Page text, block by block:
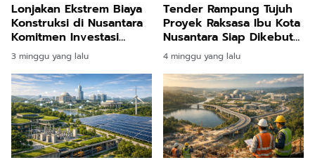
Lonjakan Ekstrem Biaya
Konstruksi di Nusantara
Komitmen Investasi
Pakuwon Jati Terbukti
Tangguh
3 minggu yang lalu
Tender Rampung Tujuh
Proyek Raksasa Ibu Kota
Nusantara Siap Dikebut
Pemerintah
4 minggu yang lalu